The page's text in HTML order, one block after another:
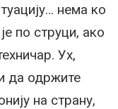
нема ко
по струци, ако
Ух,
да одржите
на страну,